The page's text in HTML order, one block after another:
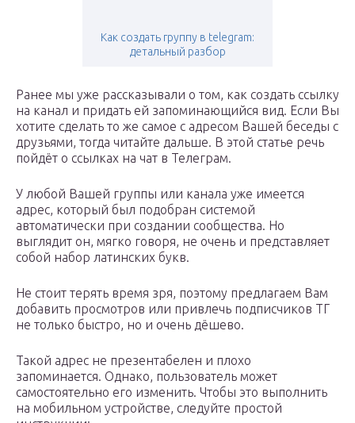
Как создать группу в telegram:
детальный разбор
Ранее мы уже рассказывали о том, как создать ссылку
на канал и придать ей запоминающийся вид. Если Вы
хотите сделать то же самое с адресом Вашей беседы с
друзьями, тогда читайте дальше. В этой статье речь
пойдёт о ссылках на чат в Телеграм.
У любой Вашей группы или канала уже имеется
адрес, который был подобран системой
автоматически при создании сообщества. Но
выглядит он, мягко говоря, не очень и представляет
собой набор латинских букв.
Не стоит терять время зря, поэтому предлагаем Вам
добавить просмотров или привлечь подписчиков ТГ
не только быстро, но и очень дёшево.
Такой адрес не презентабелен и плохо
запоминается. Однако, пользователь может
самостоятельно его изменить. Чтобы это выполнить
на мобильном устройстве, следуйте простой